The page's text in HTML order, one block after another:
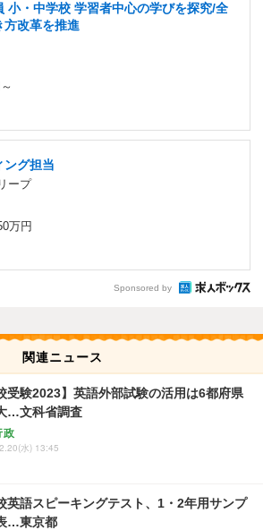
小・中学校 学習者中心の学びを探究/全
方改革を推進
ング担当
ープ
万円
Sponsored by
関連ニュース
受験2023】英語外部試験の活用は6都府県
…文科省調査
政
水) 13:45
英語スピーキングテスト、1・2年用サンプ
…東京都